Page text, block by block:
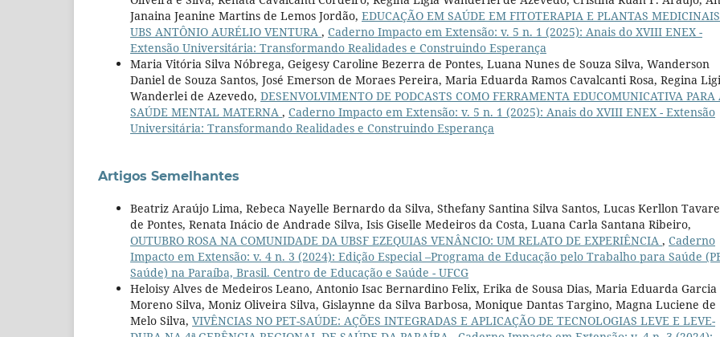
Janaina Jeanine Martins de Lemos Jordão, EDUCAÇÃO EM SAÚDE EM FITOTERAPIA E PLANTAS
UBS ANTÔNIO AURÉLIO VENTURA , Caderno Impacto em Extensão: v. 5 n. 1 (2025): Anais do XVIII ENEX -
Extensão Universitária: Transformando Realidades e Construindo Esperança
Maria Vitória Silva Nóbrega, Geigesy Caroline Bezerra de Pontes, Luana Nunes de Souza Silva, Wanderson
Daniel de Souza Santos, José Emerson de Moraes Pereira, Maria Eduarda Ramos Cavalcanti Rosa, Regina
Wanderlei de Azevedo, DESENVOLVIMENTO DE PODCASTS COMO FERRAMENTA EDUCOMUNICATIVA PARA
SAÚDE MENTAL MATERNA , Caderno Impacto em Extensão: v. 5 n. 1 (2025): Anais do XVIII ENEX - Extensão
Universitária: Transformando Realidades e Construindo Esperança
Artigos Semelhantes
Beatriz Araújo Lima, Rebeca Nayelle Bernardo da Silva, Sthefany Santina Silva Santos, Lucas Kerllon
de Pontes, Renata Inácio de Andrade Silva, Isis Giselle Medeiros da Costa, Luana Carla Santana Ribeiro,
OUTUBRO ROSA NA COMUNIDADE DA UBSF EZEQUIAS VENÂNCIO: UM RELATO DE EXPERIÊNCIA , Caderno
Impacto em Extensão: v. 4 n. 3 (2024): Edição Especial –Programa de Educação pelo Trabalho para Saúde
Saúde) na Paraíba, Brasil. Centro de Educação e Saúde - UFCG
Heloisy Alves de Medeiros Leano, Antonio Isac Bernardino Felix, Erika de Sousa Dias, Maria Eduarda Garcia
Moreno Silva, Moniz Oliveira Silva, Gislaynne da Silva Barbosa, Monique Dantas Targino, Magna Luciene de
Melo Silva, VIVÊNCIAS NO PET-SAÚDE: AÇÕES INTEGRADAS E APLICAÇÃO DE TECNOLOGIAS LEVE E LEVE-